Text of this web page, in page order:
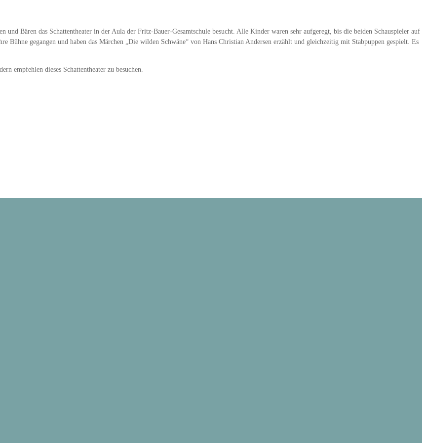
und Bären das Schattentheater in der Aula der Fritz-Bauer-Gesamtschule besucht. Alle Kinder waren sehr aufgeregt, bis die beiden Schauspieler auf
Bühne gegangen und haben das Märchen „Die wilden Schwäne“ von Hans Christian Andersen erzählt und gleichzeitig mit Stabpuppen gespielt. Es
empfehlen dieses Schattentheater zu besuchen.